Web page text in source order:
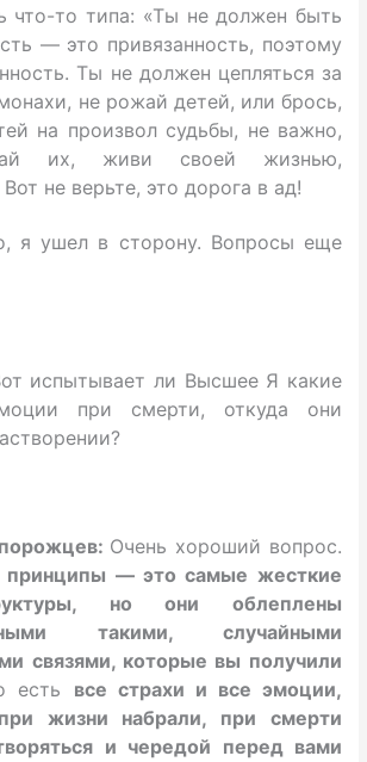
что-то типа: «Ты не должен быть
— это привязанность, поэтому
Ты не должен цепляться за
не рожай детей, или брось,
на произвол судьбы, не важно,
их, живи своей жизнью,
не верьте, это дорога в ад!
я ушел в сторону. Вопросы еще
испытывает ли Высшее Я какие
при смерти, откуда они
Очень хороший вопрос.
принципы — это самые жесткие
но они облеплены
такими, случайными
связями, которые вы получили
есть все страхи и все эмоции,
жизни набрали, при смерти
и чередой перед вами